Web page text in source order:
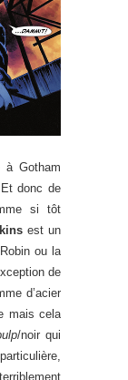
à Gotham
donc de
si tôt
est un
ou la
de
d’acier
mais cela
/noir qui